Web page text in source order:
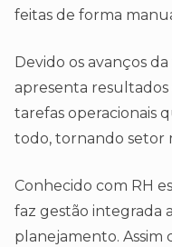
feitas de forma
Devido os avanços
apresenta resultados
tarefas operacionais
todo, tornando setor
Conhecido com RH
faz gestão integrada
planejamento. Assim